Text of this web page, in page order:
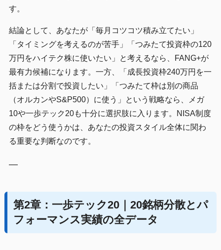
す。
結論として、あなたが「毎月コツコツ積み立てたい」
「タイミングを考えるのが苦手」「つみたて投資枠の120
万円をハイテク株に使いたい」と考えるなら、FANG+が
最有力候補になります。一方、「成長投資枠240万円を一
括または分割で投資したい」「つみたて枠は別の商品
（オルカンやS&P500）に使う」という戦略なら、メガ
10や一歩テック20も十分に選択肢に入ります。NISA制度
の枠をどう使うかは、あなたの投資スタイル全体に関わ
る重要な判断なのです。
—
第2章：一歩テック20｜20銘柄分散とパ
フォーマンス実績の全データ